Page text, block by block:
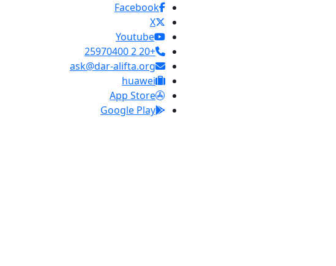
Facebook
X
Youtube
+20 2 25970400
ask@dar-alifta.org
huawei
App Store
Google Play